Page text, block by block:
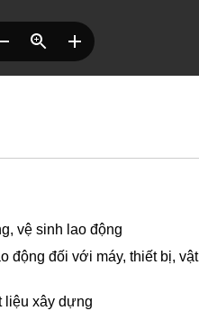
vệ sinh lao động
đối với máy, thiết bị,
liệu xây dựng